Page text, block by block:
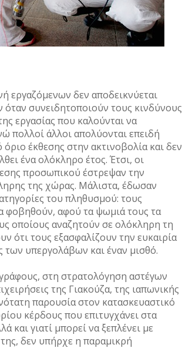
εργαζόμενων δεν αποδεικνύεται
συνειδητοποιούν τους κινδύνους
εργασίας που καλούνται να
πολλοί άλλοι απολύονται επειδή
έκθεσης στην ακτινοβολία και δεν
ένα ολόκληρο έτος. Έτσι, οι
προσωπικού έστρεψαν την
της χώρας. Μάλιστα, έδωσαν
του πληθυσμού: τους
φοβηθούν, αφού τα ψωμιά τους τα
οποίους αναζητούν σε ολόκληρη τη
ότι τους εξασφαλίζουν την ευκαιρία
των υπεργολάβων και έναν μισθό.
στη στρατολόγηση αστέγων
της Γιακούζα, της ιαπωνικής
παρουσία στον κατασκευαστικό
κέρδους που επιτυγχάνει στα
και γιατί μπορεί να ξεπλένει με
δεν υπήρχε η παραμικρή